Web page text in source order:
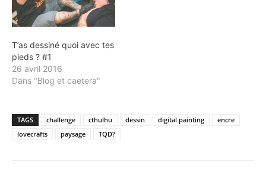
T’as dessiné quoi avec tes
pieds ? #1
26 avril 2016
Dans "Blog et caetera"
TAGS challenge cthulhu dessin digital painting
encre
lovecrafts
paysage TQD?